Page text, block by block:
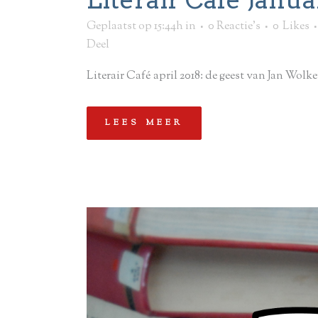
Geplaatst op 15:44h in 0 Reactie's 0 Likes
Deel
Literair Café april 2018: de geest van Jan
LEES MEER